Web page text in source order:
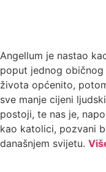
Angellum je nastao
poput jednog
života općenito,
sve manje cijeni
postoji, te nas je,
kao katolici, pozvani
današnjem svijetu.